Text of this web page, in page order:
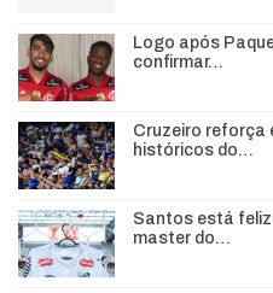
Logo após
confirmar…
Cruzeiro reforça
históricos do…
Santos está
master do…